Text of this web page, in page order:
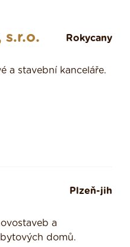
s.r.o. Rokycany
a stavební kanceláře.
Plzeň-jih
a
domů.